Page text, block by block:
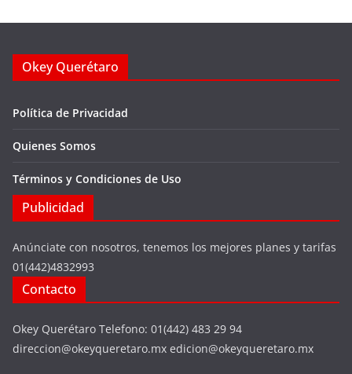
Okey Querétaro
Política de Privacidad
Quienes Somos
Términos y Condiciones de Uso
Publicidad
Anúnciate con nosotros, tenemos los mejores planes y tarifas
01(442)4832993
Contacto
Okey Querétaro Telefono: 01(442) 483 29 94
direccion@okeyqueretaro.mx edicion@okeyqueretaro.mx